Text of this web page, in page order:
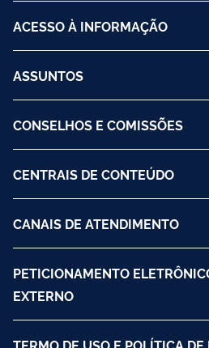
ACESSO À INFORMAÇÃO
ASSUNTOS
CONSELHOS E COMISSÕES
CENTRAIS DE CONTEÚDO
CANAIS DE ATENDIMENTO
PETICIONAMENTO
EXTERNO